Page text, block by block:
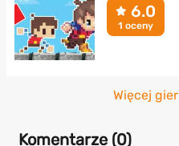
6.0
1 oceny
Więcej
Komentarze (0)